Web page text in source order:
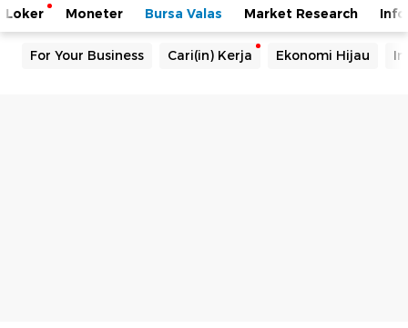
Loker Moneter Bursa Valas Market Research
For Your Business Cari(in) Kerja Ekonomi Hijau